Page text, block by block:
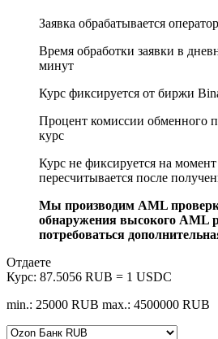
Заявка обрабатывается
Время обработки заявки в
минут
Курс фиксируется от биржи
Процент комиссии обменного
курс
Курс не фиксируется на момент
пересчитывается после
Мы производим AML
обнаружения высокого AML
потребоваться
Отдаете
Курс: 87.5056 RUB = 1 USDC
min.: 25000 RUB max.: 4500000 RUB